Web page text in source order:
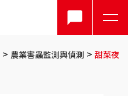
農業害蟲監測與偵測
甜菜夜